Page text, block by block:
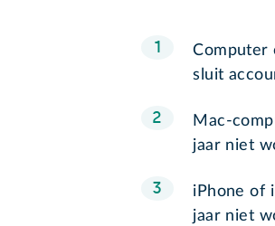
Computer
sluit
Mac-
jaar niet
iPhone of
jaar niet